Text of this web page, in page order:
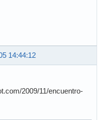
14:44:12
2009/11/encuentro-